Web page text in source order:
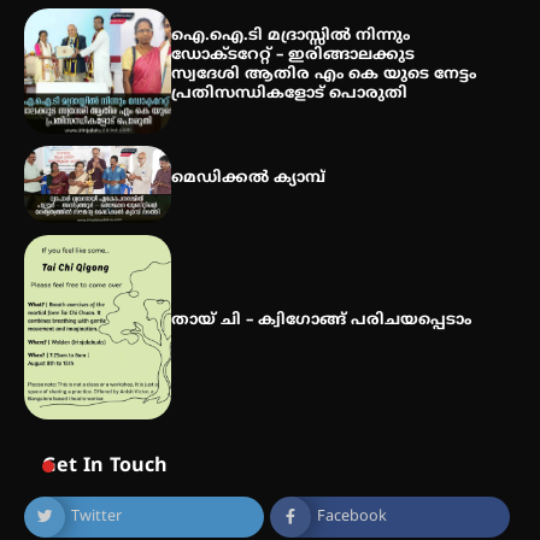
എസ് എൻ ഹയർ സെക്കൻഡറി
വിദ്യാർത്ഥികൾ
ബാലൻ ഹാളിൽ 16ന്
ഐ.ഐ.ടി മദ്രാസ്സിൽ നിന്നും
ഡോക്ടറേറ്റ് – ഇരിങ്ങാലക്കുട
സ്വദേശി ആതിര എം കെ യുടെ നേട്ടം
പ്രതിസന്ധികളോട് പൊരുതി
മെഡിക്കൽ ക്യാമ്പ്
തായ് ചി – ക്വിഗോങ്ങ് പരിചയപ്പെടാം
Get In Touch
Twitter Facebook